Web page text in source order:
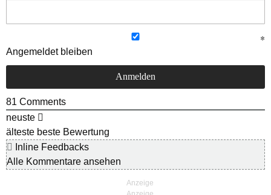
Angemeldet bleiben
81 Comments
neuste
älteste beste Bewertung
Inline Feedbacks
Alle Kommentare ansehen